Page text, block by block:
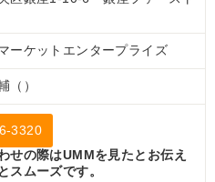
ーケットエンタープライズ
）
3320
せの際はUMMを見たとお伝え
スムーズです。